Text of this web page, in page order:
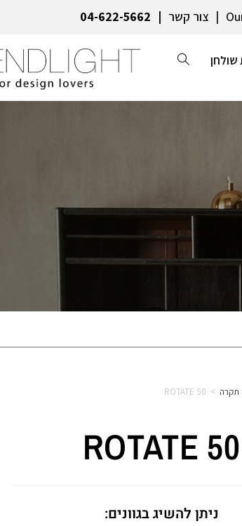
צור קשר 04-622-5662‏
שולחן
תקרה >
ROTATE 50
ROTATE 50
ניתן להשיג בגוונים: